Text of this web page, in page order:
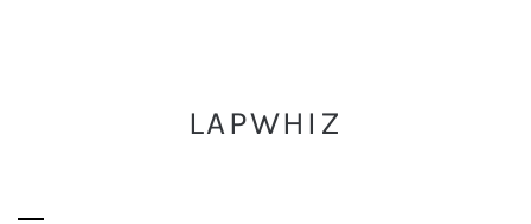
LAPWHIZ